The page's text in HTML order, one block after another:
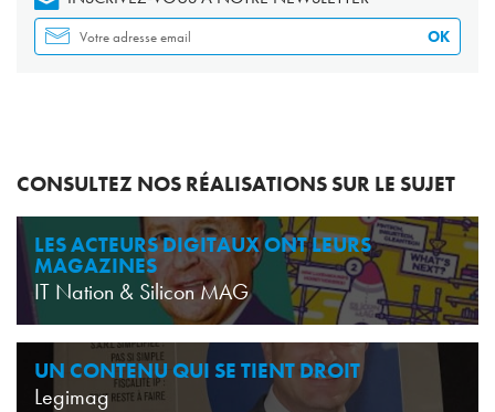
OK
CONSULTEZ NOS RÉALISATIONS SUR LE SUJET
LES ACTEURS DIGITAUX ONT LEURS
MAGAZINES
IT Nation & Silicon MAG
UN CONTENU QUI SE TIENT DROIT
Legimag